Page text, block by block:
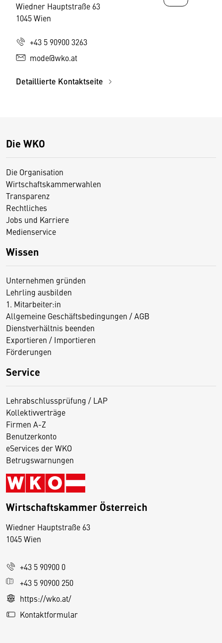
Wiedner Hauptstraße 63
1045 Wien
+43 5 90900 3263
mode@wko.at
Detaillierte Kontaktseite
Die WKO
Die Organisation
Wirtschaftskammerwahlen
Transparenz
Rechtliches
Jobs und Karriere
Medienservice
Wissen
Unternehmen gründen
Lehrling ausbilden
1. Mitarbeiter:in
Allgemeine Geschäftsbedingungen / AGB
Dienstverhältnis beenden
Exportieren / Importieren
Förderungen
Service
Lehrabschlussprüfung / LAP
Kollektivverträge
Firmen A-Z
Benutzerkonto
eServices der WKO
Betrugswarnungen
Wirtschaftskammer Österreich
Wiedner Hauptstraße 63
1045 Wien
+43 5 90900 0
+43 5 90900 250
https://wko.at/
Kontaktformular
D
s
e
S
e